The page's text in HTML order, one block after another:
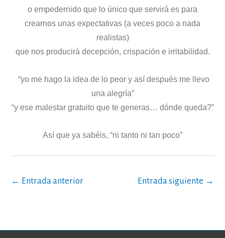
o empedernido que lo único que servirá es para
crearnos unas expectativas (a veces poco a nada
realistas)
que nos producirá decepción, crispación e irritabilidad.
“yo me hago la idea de lo peor y así después me llevo
una alegría”
“y ese malestar gratuito que te generas… dónde queda?”
Así que ya sabéis, “ni tanto ni tan poco”
← Entrada anterior Entrada siguiente →